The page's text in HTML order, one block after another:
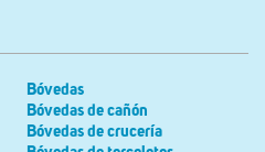
Bóvedas
Bóvedas de cañón
Bóvedas de crucería